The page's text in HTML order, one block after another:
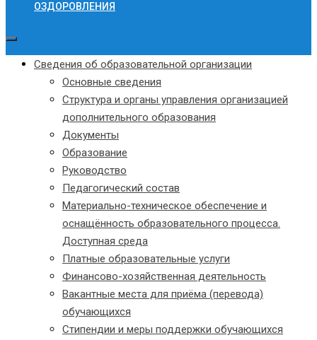
ОЗДОРОВЛЕНИЯ
Сведения об образовательной организации
Основные сведения
Структура и органы управления организацией
дополнительного образования
Документы
Образование
Руководство
Педагогический состав
Материально-техническое обеспечение и
оснащённость образовательного процесса.
Доступная среда
Платные образовательные услуги
Финансово-хозяйственная деятельность
Вакантные места для приёма (перевода)
обучающихся
Стипендии и меры поддержки обучающихся